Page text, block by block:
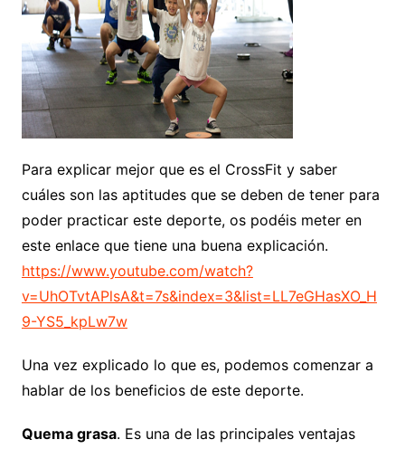
Para explicar mejor que es el CrossFit y saber
cuáles son las aptitudes que se deben de tener para
poder practicar este deporte, os podéis meter en
este enlace que tiene una buena explicación.
https://www.youtube.com/watch?
v=UhOTvtAPlsA&t=7s&index=3&list=LL7eGHasXO_H
9-YS5_kpLw7w
Una vez explicado lo que es, podemos comenzar a
hablar de los beneficios de este deporte.
Quema grasa. Es una de las principales ventajas